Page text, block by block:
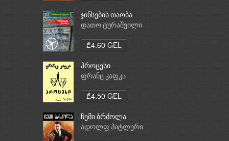
ჯინსების თაობა
დათო ტურაშვილი
₾4.60 GEL
პროცესი
ფრანც კაფკა
₾4.50 GEL
ჩემი ბრძოლა
ადოლფ ჰიტლერი